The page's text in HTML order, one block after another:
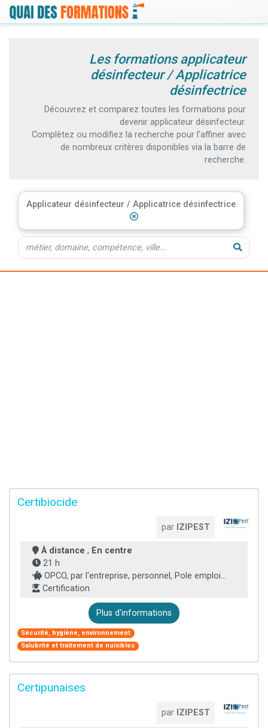
Les formations applicateur
désinfecteur / Applicatrice
désinfectrice
Découvrez et comparez toutes les formations pour
devenir applicateur désinfecteur.
Complètez ou modifiez la recherche pour l'affiner avec
de nombreux critères disponibles via la barre de
recherche.
Applicateur désinfecteur / Applicatrice désinfectrice
Certibiocide
par IZIPEST
À distance , En centre
21 h
OPCO, par l'entreprise, personnel, Pole emploi...
Certification
Plus d'informations
Sécurité, hygiène, environnement
Salubrité et traitement de nuisibles
Certipunaises
par IZIPEST